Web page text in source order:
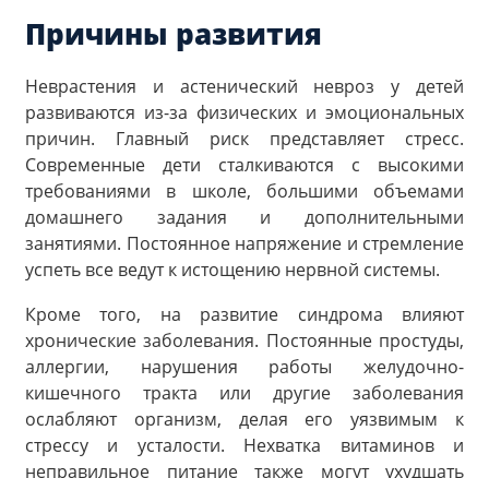
Причины развития
Неврастения и астенический невроз у детей
развиваются из-за физических и эмоциональных
причин. Главный риск представляет стресс.
Современные дети сталкиваются с высокими
требованиями в школе, большими объемами
домашнего задания и дополнительными
занятиями. Постоянное напряжение и стремление
успеть все ведут к истощению нервной системы.
Кроме того, на развитие синдрома влияют
хронические заболевания. Постоянные простуды,
аллергии, нарушения работы желудочно-
кишечного тракта или другие заболевания
ослабляют организм, делая его уязвимым к
стрессу и усталости. Нехватка витаминов и
неправильное питание также могут ухудшать